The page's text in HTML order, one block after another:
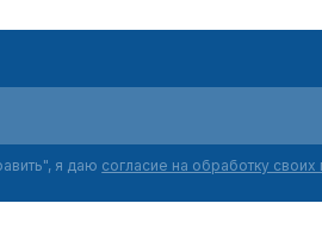
я даю согласие на обработку